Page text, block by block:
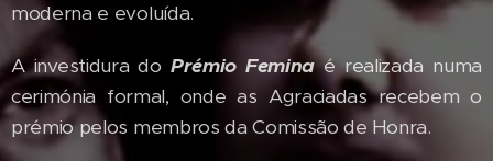
moderna e evoluída.
A investidura do Prémio Feminaé realizada numa
cerimónia formal, onde as Agraciadas recebem o
prémio pelos membros da Comissão de Honra.